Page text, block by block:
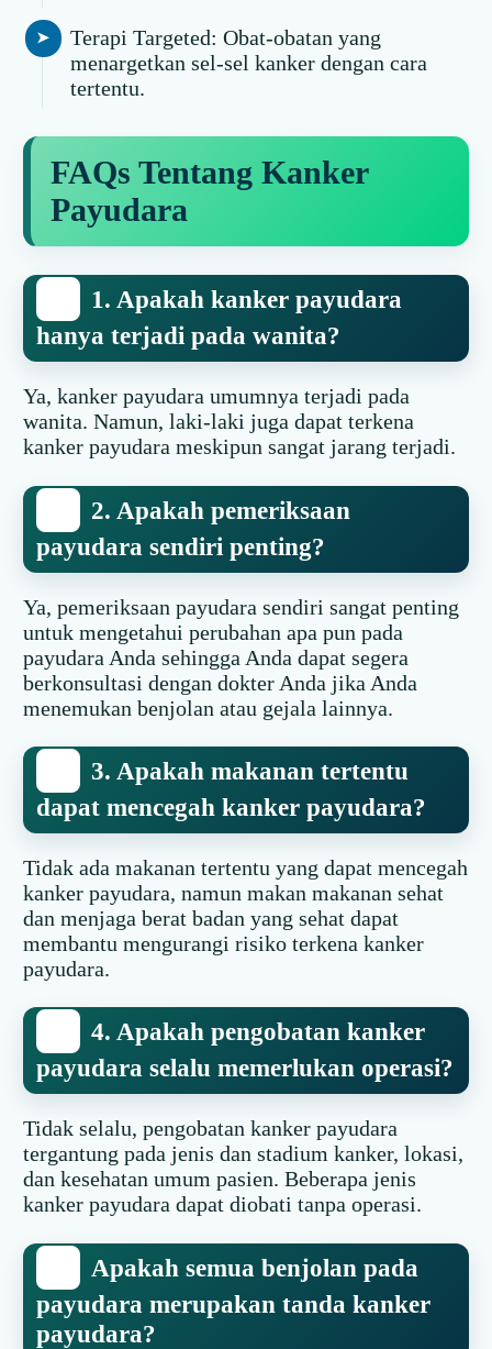
Terapi Targeted: Obat-obatan yang
menargetkan sel-sel kanker dengan cara
tertentu.
FAQs Tentang Kanker
Payudara
1. Apakah kanker payudara
hanya terjadi pada wanita?
Ya, kanker payudara umumnya terjadi pada
wanita. Namun, laki-laki juga dapat terkena
kanker payudara meskipun sangat jarang terjadi.
2. Apakah pemeriksaan
payudara sendiri penting?
Ya, pemeriksaan payudara sendiri sangat penting
untuk mengetahui perubahan apa pun pada
payudara Anda sehingga Anda dapat segera
berkonsultasi dengan dokter Anda jika Anda
menemukan benjolan atau gejala lainnya.
3. Apakah makanan tertentu
dapat mencegah kanker payudara?
Tidak ada makanan tertentu yang dapat mencegah
kanker payudara, namun makan makanan sehat
dan menjaga berat badan yang sehat dapat
membantu mengurangi risiko terkena kanker
payudara.
4. Apakah pengobatan kanker
payudara selalu memerlukan operasi?
Tidak selalu, pengobatan kanker payudara
tergantung pada jenis dan stadium kanker, lokasi,
dan kesehatan umum pasien. Beberapa jenis
kanker payudara dapat diobati tanpa operasi.
Apakah semua benjolan pada
payudara merupakan tanda kanker
payudara?